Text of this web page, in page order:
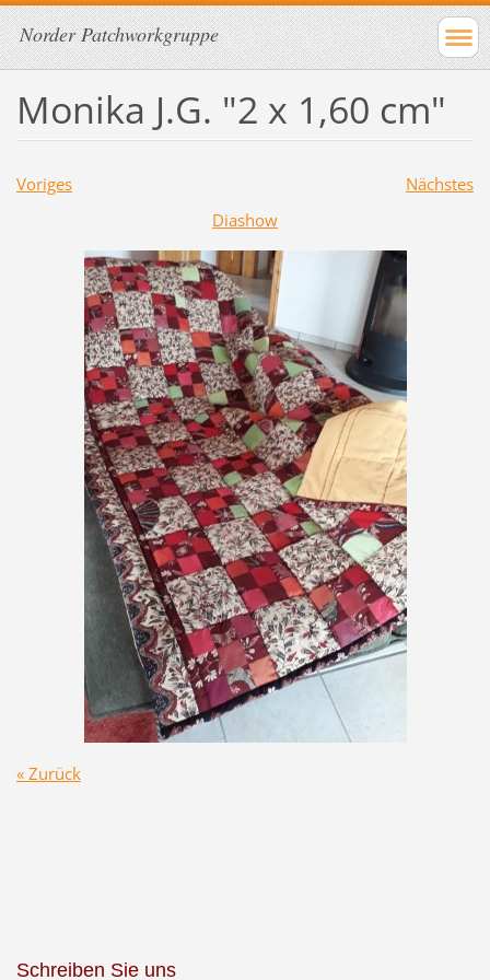
Norder Patchworkgruppe
Monika J.G. "2 x 1,60 cm"
Voriges
Nächstes
Diashow
« Zurück
Schreiben Sie uns